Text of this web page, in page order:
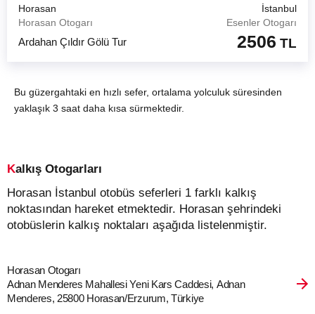
Horasan
İstanbul
Horasan Otogarı
Esenler Otogarı
Ardahan Çıldır Gölü Tur 2506 TL
Bu güzergahtaki en hızlı sefer, ortalama yolculuk süresinden
yaklaşık 3 saat daha kısa sürmektedir.
Kalkış Otogarları
Horasan İstanbul otobüs seferleri 1 farklı kalkış
noktasından hareket etmektedir. Horasan şehrindeki
otobüslerin kalkış noktaları aşağıda listelenmiştir.
Horasan Otogarı
Adnan Menderes Mahallesi Yeni Kars Caddesi, Adnan
Menderes, 25800 Horasan/Erzurum, Türkiye